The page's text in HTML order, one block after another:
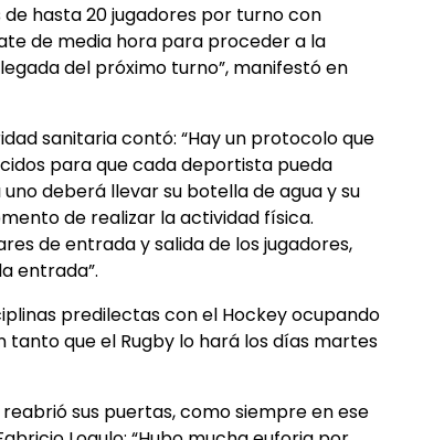
de hasta 20 jugadores por turno con
de media hora para proceder a la
del próximo turno”, manifestó en
sanitaria contó: “Hay un protocolo que
para que cada deportista pueda
deberá llevar su botella de agua y su
de realizar la actividad física.
de entrada y salida de los jugadores,
entrada”.
predilectas con el Hockey ocupando
tanto que el Rugby lo hará los días martes
sus puertas, como siempre en ese